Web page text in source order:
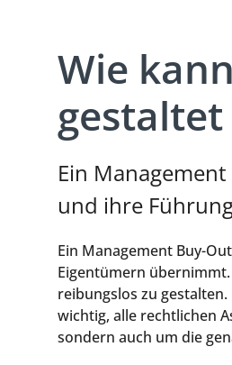
Wie
Ein
und ihre
Ein Management Buy-
Eigentümern
reibungslos zu
wichtig, alle rechtlichen
sondern auch um die